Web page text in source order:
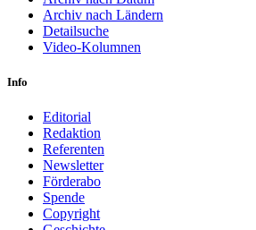
Archiv nach Ländern
Detailsuche
Video-Kolumnen
Info
Editorial
Redaktion
Referenten
Newsletter
Förderabo
Spende
Copyright